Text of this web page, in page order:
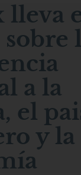
lleva
a la
el
y la